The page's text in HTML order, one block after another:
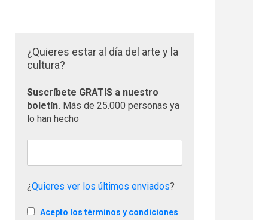
¿Quieres estar al día del arte y la
cultura?
Suscríbete GRATIS a nuestro
boletín. Más de 25.000 personas ya
lo han hecho
¿Quieres ver los últimos enviados?
Acepto los términos y condiciones